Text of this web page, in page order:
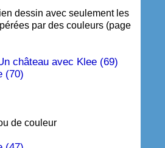
dessin avec seulement les
par des couleurs (page
de couleur